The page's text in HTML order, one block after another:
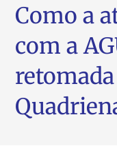
Como a
com a